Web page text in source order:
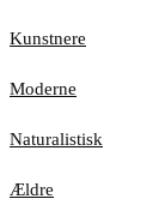
Kunstnere
Moderne
Naturalistisk
Ældre